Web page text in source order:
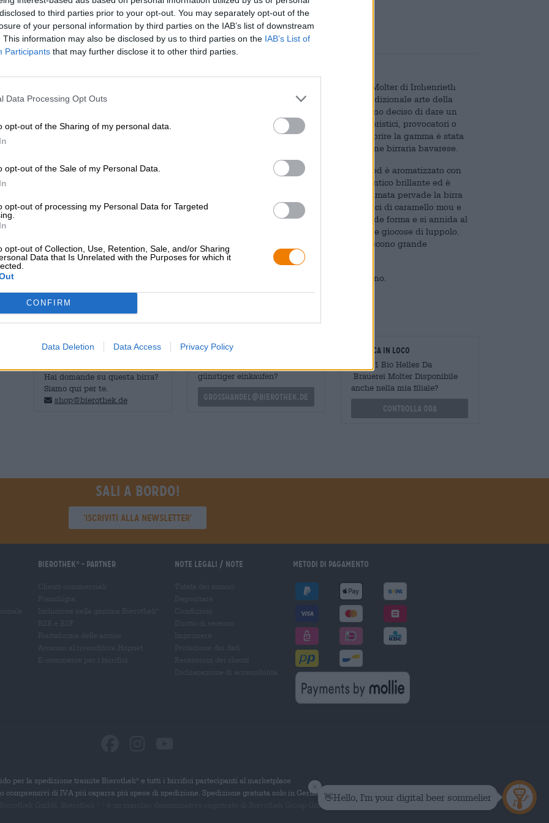
to third parties prior to your opt-out. You may separately opt-out of the
of your personal information by third parties on the IAB’s list of downstream
This information may also be disclosed by us to third parties on the IAB’s List of
Participants that may further disclose it to other third parties.
Data Processing Opt Outs
opt-out of the Sharing of my personal data.
opt-out of the Sale of my Personal Data.
opt-out of processing my Personal Data for Targeted
opt-out of Collection, Use, Retention, Sale, and/or Sharing
Data that Is Unrelated with the Purposes for which it
CONFIRM
Data Deletion Data Access Privacy Policy
* I prezzi sono comprensivi di accisa
Descrizione Informazioni Recensioni(0)
Sotto la protezione dell’unicorno rampante nel loro stemma, il team del birrificio Molter di Irchenrieth
nell’Alto Palatinato produce le migliori birre biologiche. Per concentrarsi sulla tradizionale arte della
produzione della birra, sulle materie prime squisite e sul buon gusto, i birrai hanno deciso di dare un
nome alle loro piante a un concetto più minimalista. Invece di scegliere titoli umoristici, provocatori o
fioriti, hanno semplicemente numerato le loro birre in base all’ora di uscita. Ad aprire la gamma è stata
la Sud 1, oggi la serie conta sette parti che coprono alcuni classici della produzione birraria bavarese.
Sud 1 è un vino leggero biologico che scorre naturalmente torbido nel bicchiere ed è aromatizzato con
un delicato sentore di luppolo. La birra finemente torbida si presenta in un oro antico brillante ed è
decorata con una corona di schiuma bianca a pori misti. Una sottile lucentezza ramata pervade la birra
quando la luce la colpisce. Se si tiene il naso sopra il bicchiere si notano note dolci di caramello mou e
un accenno floreale di luppolo. Quando viene bevuto, la prima impressione prende forma e si annida al
palato con l’aroma di caramello delicatamente sciolto, toni di grana leggera e note giocose di luppolo.
Gli agrumi fruttati completano armoniosamente l’esperienza di piacere e garantiscono grande
freschezza.
Molters Sud 1 ha una gradazione alcolica di 4,9% e un carattere rotondo e beverino.
CONSULENZA GRATUITA SULLA
Hai domande su questa birra?
Siamo qui per te.
shop@bierothek.de
commercianti o ristoratori
günstiger einkaufen?
grosshandel@bierothek.de
Verifica in loco
È SUD1 Bio Helles Da
Brauerei Molter Disponibile
anche nella mia filiale?
Controlla ora
Sali a bordo!
'Iscriviti alla newsletter'
Bierothek - Partner Note legali / Note Metodi di pagamento
per la spedizione tramite Bierothek
e tutti i birrifici partecipanti al marketplace
comprensivi di IVA più caparra più spese di spedizione. Spedizione gratuita solo in Germania.
marchio denominativo registrato di Bierothek Group GmbH. Tutti i diritti riservati.